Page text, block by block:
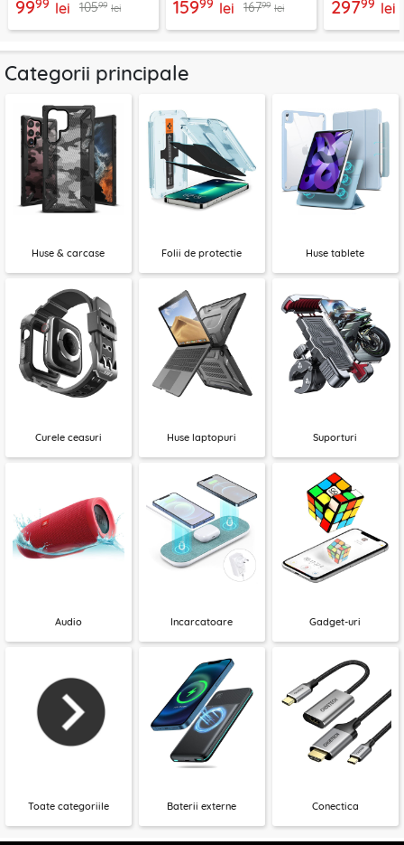
ChargeMagX HOLD253
9999 lei 10599 lei 15999 lei 16799 lei 29799 lei
Categorii principale
Huse & carcase Folii de protectie Huse tablete
Curele ceasuri Huse laptopuri Suporturi
Audio Incarcatoare Gadget-uri
Toate categoriile Baterii externe Conectica